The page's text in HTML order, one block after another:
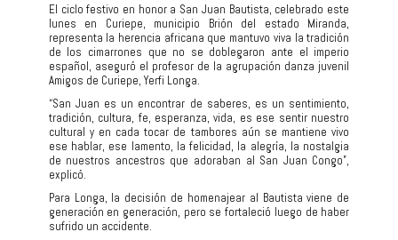
0
COMPARTIR
El ciclo festivo en honor a San Juan Bautista, celebrado este
lunes en Curiepe, municipio Brión del estado Miranda,
representa la herencia africana que mantuvo viva la tradición
de los cimarrones que no se doblegaron ante el imperio
español, aseguró el profesor de la agrupación danza juvenil
Amigos de Curiepe, Yerfi Longa.
“San Juan es un encontrar de saberes, es un sentimiento,
tradición, cultura, fe, esperanza, vida, es ese sentir nuestro
cultural y en cada tocar de tambores aún se mantiene vivo
ese hablar, ese lamento, la felicidad, la alegría, la nostalgia
de nuestros ancestros que adoraban al San Juan Congo”,
explicó.
Para Longa, la decisión de homenajear al Bautista viene de
generación en generación, pero se fortaleció luego de haber
sufrido un accidente.